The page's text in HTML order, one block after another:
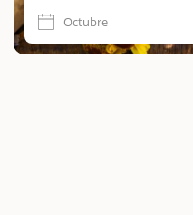
Octubre